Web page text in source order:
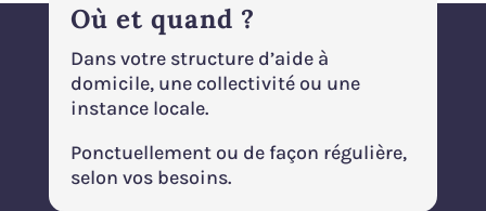
Où et quand ?
Dans votre structure d’aide à
domicile, une collectivité ou une
instance locale.
Ponctuellement ou de façon régulière,
selon vos besoins.